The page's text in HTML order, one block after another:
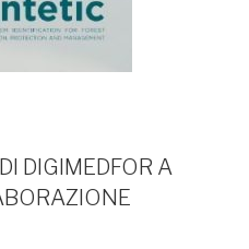
DIGIMEDFOR A